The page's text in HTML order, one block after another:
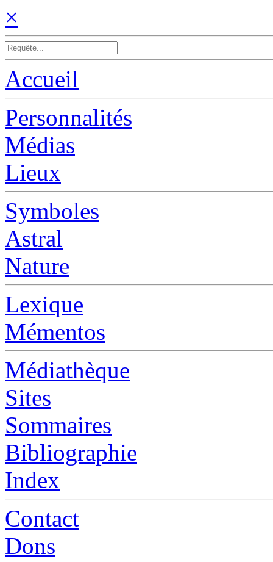
×
Accueil
Personnalités
Médias
Lieux
Symboles
Astral
Nature
Lexique
Mémentos
Médiathèque
Sites
Sommaires
Bibliographie
Index
Contact
Dons